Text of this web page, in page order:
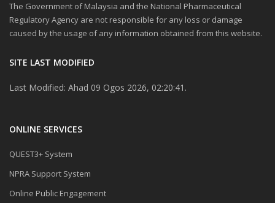
The Government of Malaysia and the National Pharmaceutical
Regulatory Agency are not responsible for any loss or damage
caused by the usage of any information obtained from this website.
SITE LAST MODIFIED
Last Modified: Ahad 09 Ogos 2026, 02:20:41.
ONLINE SERVICES
QUEST3+ System
NPRA Support System
Online Public Engagement